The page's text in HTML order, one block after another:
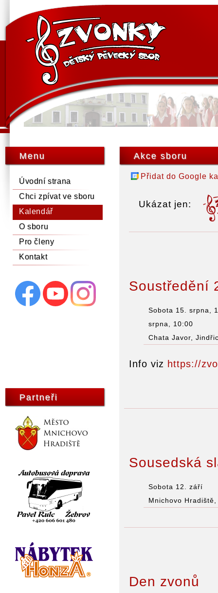
Menu
Úvodní strana
Chci zpívat ve sboru
Kalendář
O sboru
Pro členy
Kontakt
Partneři
Akce sboru
Přidat do Google
Ukázat jen:
Soustředění
Sobota 15. srpna,
srpna, 10:00
Chata Javor,
Info viz https://
Sousedská
Sobota 12. září
Mnichovo
Den zvonů